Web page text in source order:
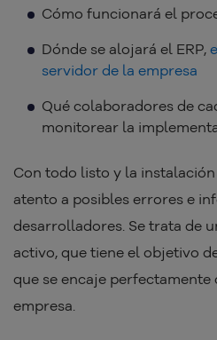
Cómo funcionará el
Dónde se alojará el ERP,
servidor de la empresa
Qué colaboradores de
monitorear la
Con todo listo y la
atento a posibles errores e
desarrolladores. Se trata de
activo, que tiene el objetivo
que se encaje perfectamente
empresa.